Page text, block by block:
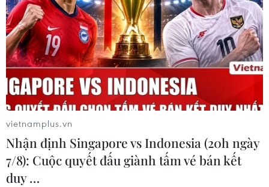
vẫn gặp khó khăn so với cùng kỳ năm trước là y
tế, hoạt động trợ giúp xã hội động, khai khoáng
giảm, nghệ thuật, vui chơi và giải trí, tài chính,
ngân hàng và bảo hiểm.../.
(Vietnam+)
vietnamplus.vn
Nhận định Singapore vs Indonesia (20h ngày
7/8): Cuộc quyết đấu giành tấm vé bán kết
duy …